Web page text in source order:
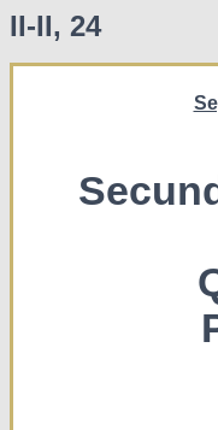
II-II, 24